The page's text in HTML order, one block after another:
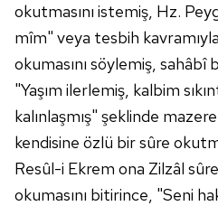
okutmasını istemiş, Hz.
mîm" veya tesbih
okumasını söylemiş, sahâbî
"Yaşım ilerlemiş, kalbim
kalınlaşmış" şeklinde
kendisine özlü bir sûre
Resûl-i Ekrem ona Zilzâl
okumasını bitirince, "Seni